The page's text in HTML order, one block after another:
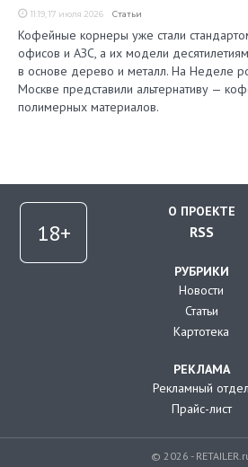
11:19, 17 июля 2026 Статьи
Кофейные корнеры уже стали
офисов и АЗС, а их модели
в основе дерево и металл. На Неделе
Москве представили альтернативу —
полимерных материалов.
О ПРОЕКТЕ
RSS
РУБРИКИ
Новости
Статьи
Картотека
РЕКЛАМА
Рекламный отдел
Прайс-лист
© 2026 -